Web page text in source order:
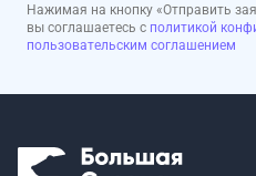
Нажимая на кнопку «Отправить
вы соглашаетесь с политикой
пользовательским соглашением